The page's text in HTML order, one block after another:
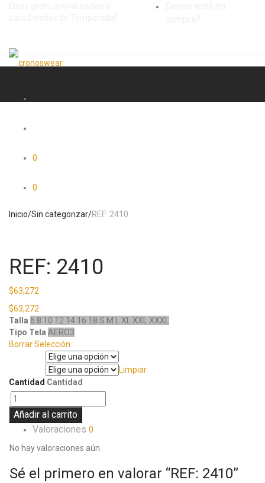
0
0
Inicio/Sin categorizar/REF: 2410
REF: 2410
$63,272
$63,272
Talla 6 8 10 12 14 16 18 S M L XL XXL XXXL
Tipo Tela AERO3
Borrar Selección
Limpiar
Cantidad Cantidad
Añadir al carrito
Valoraciones 0
No hay valoraciones aún.
Sé el primero en valorar “REF: 2410”